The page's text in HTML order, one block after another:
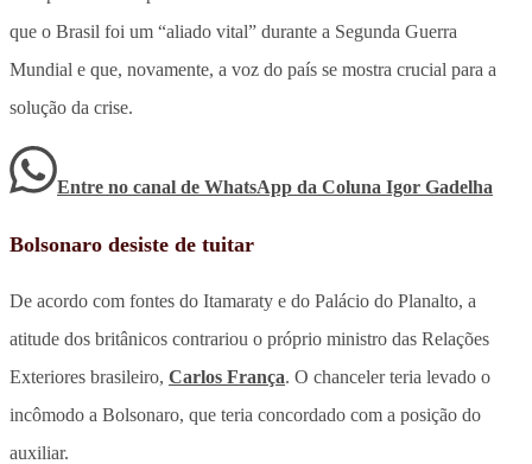
que o Brasil foi um “aliado vital” durante a Segunda Guerra
Mundial e que, novamente, a voz do país se mostra crucial para a
solução da crise.
Entre no canal de WhatsApp da Coluna Igor Gadelha
Bolsonaro desiste de tuitar
De acordo com fontes do Itamaraty e do Palácio do Planalto, a
atitude dos britânicos contrariou o próprio ministro das Relações
Exteriores brasileiro, Carlos França. O chanceler teria levado o
incômodo a Bolsonaro, que teria concordado com a posição do
auxiliar.